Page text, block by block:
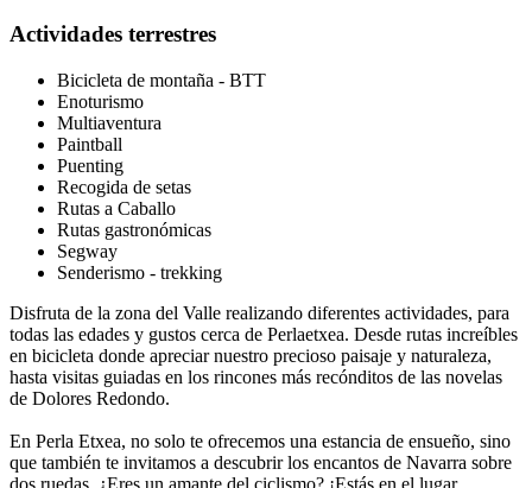
Actividades terrestres
Bicicleta de montaña - BTT
Enoturismo
Multiaventura
Paintball
Puenting
Recogida de setas
Rutas a Caballo
Rutas gastronómicas
Segway
Senderismo - trekking
Disfruta de la zona del Valle realizando diferentes actividades, para
todas las edades y gustos cerca de Perlaetxea. Desde rutas increíbles
en bicicleta donde apreciar nuestro precioso paisaje y naturaleza,
hasta visitas guiadas en los rincones más recónditos de las novelas
de Dolores Redondo.
En Perla Etxea, no solo te ofrecemos una estancia de ensueño, sino
que también te invitamos a descubrir los encantos de Navarra sobre
dos ruedas. ¿Eres un amante del ciclismo? ¡Estás en el lugar